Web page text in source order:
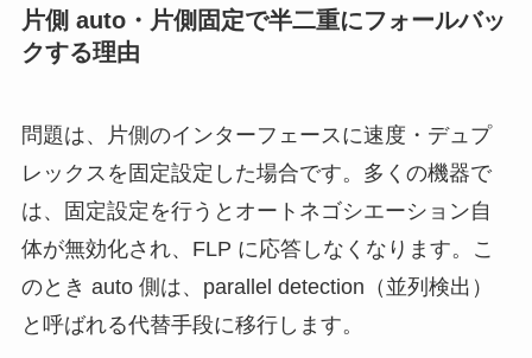
片側 auto・片側固定で半二重にフォールバッ
クする理由
問題は、片側のインターフェースに速度・デュプ
レックスを固定設定した場合です。多くの機器で
は、固定設定を行うとオートネゴシエーション自
体が無効化され、FLP に応答しなくなります。こ
のとき auto 側は、parallel detection（並列検出）
と呼ばれる代替手段に移行します。